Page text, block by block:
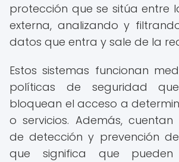
protección que se sitúa entre
externa, analizando y
datos que entra y sale de la
Estos sistemas funcionan
políticas de seguridad
bloquean el acceso a
o servicios. Además,
de detección y prevención de
que significa que